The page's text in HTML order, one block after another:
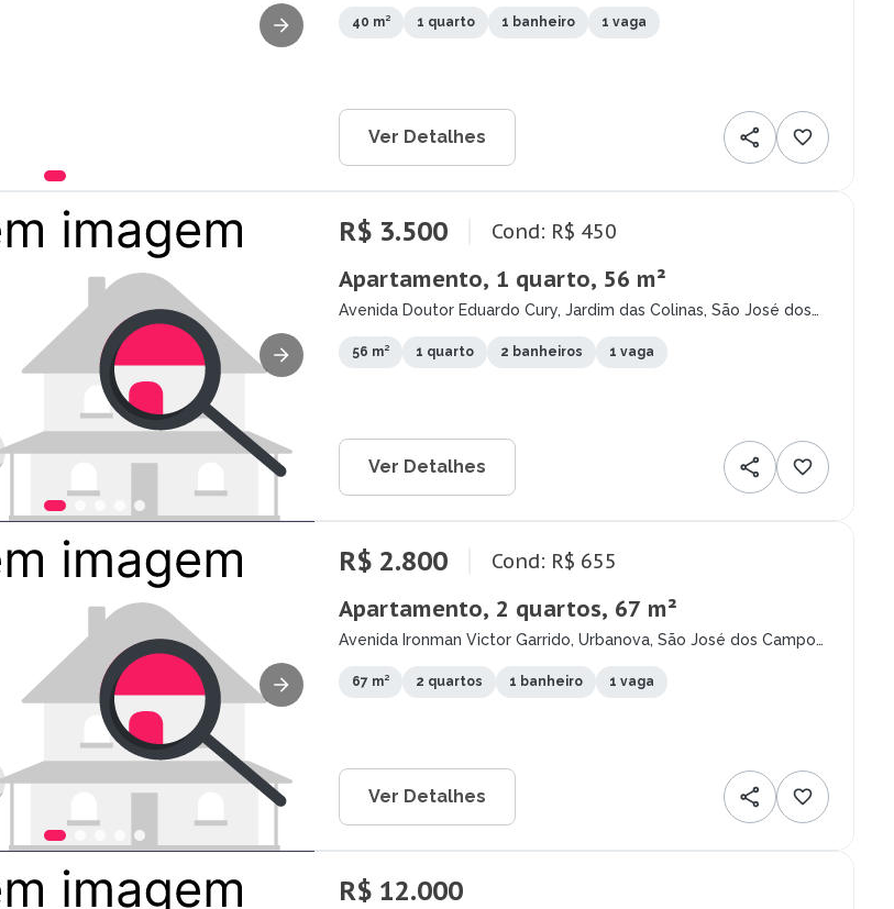
40 m² 1 quarto 1 banheiro 1 vaga
Ver Detalhes
R$ 3.500 Cond: R$ 450
Apartamento, 1 quarto, 56 m²
Avenida Doutor Eduardo Cury, Jardim das Colinas, São José dos
56 m² 1 quarto 2 banheiros 1 vaga
Ver Detalhes
R$ 2.800 Cond: R$ 655
Apartamento, 2 quartos, 67 m²
Avenida Ironman Victor Garrido, Urbanova, São José dos Campos
67 m² 2 quartos 1 banheiro 1 vaga
Ver Detalhes
R$ 12.000